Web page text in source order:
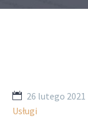
26 lutego 2021
Usługi